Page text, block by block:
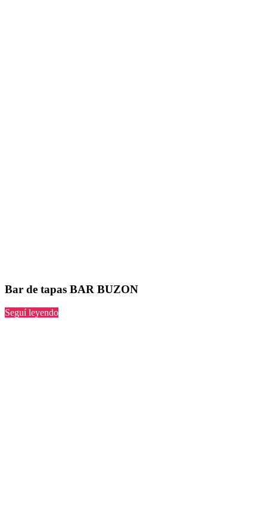
Bar de tapas BAR BUZON
Seguí leyendo“BAR